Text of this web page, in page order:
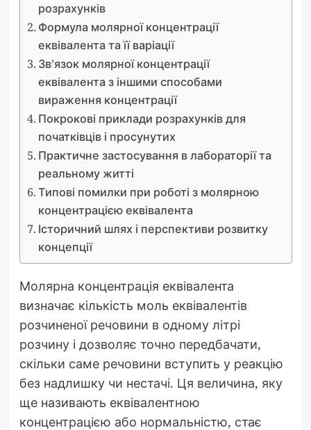
розрахунків
Формула молярної концентрації
еквівалента та її варіації
Зв’язок молярної концентрації
еквівалента з іншими способами
вираження концентрації
Покрокові приклади розрахунків для
початківців і просунутих
Практичне застосування в лабораторії та
реальному житті
Типові помилки при роботі з молярною
концентрацією еквівалента
Історичний шлях і перспективи розвитку
концепції
Молярна концентрація еквівалента
визначає кількість моль еквівалентів
розчиненої речовини в одному літрі
розчину і дозволяє точно передбачати,
скільки саме речовини вступить у реакцію
без надлишку чи нестачі. Ця величина, яку
ще називають еквівалентною
концентрацією або нормальністю, стає